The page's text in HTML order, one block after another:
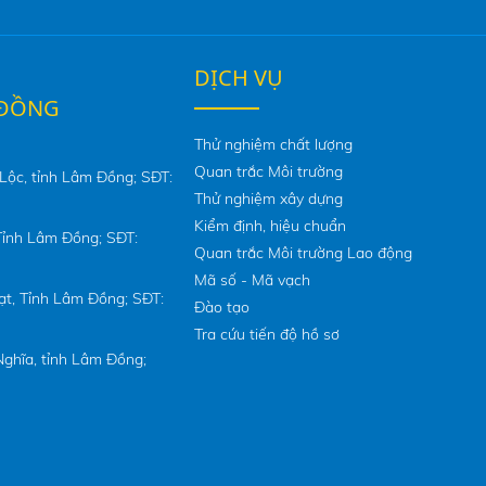
tỉnh Lâm Đồng; SĐT:
Lâm Đồng; SĐT:
Tỉnh Lâm Đồng; SĐT:
tỉnh Lâm Đồng;
DỊCH VỤ
Thử nghiệm chất lượng
Quan trắc Môi trường
Thử nghiệm xây dựng
Kiểm định, hiệu chuẩn
Quan trắc Môi trường Lao động
Mã số - Mã vạch
Đào tạo
Tra cứu tiến độ hồ sơ